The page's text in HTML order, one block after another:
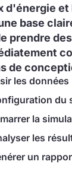
d'énergie et
base
prendre
de
les données
du
la
les
un